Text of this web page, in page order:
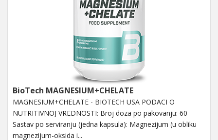
BioTech MAGNESIUM+CHELATE
MAGNESIUM+CHELATE - BIOTECH USA PODACI O
NUTRITIVNOJ VREDNOSTI: Broj doza po pakovanju: 60
Sastav po serviranju (jedna kapsula): Magnezijum (u obliku
magnezijum-oksida i...